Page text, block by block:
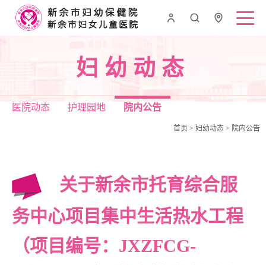
妇幼动态
医院动态 护理园地 院内公告
首页 > 妇幼动态 > 院内公告
关于新余市托育综合服
务中心项目集中生活热水工程
（项目编号：JXZFCG-